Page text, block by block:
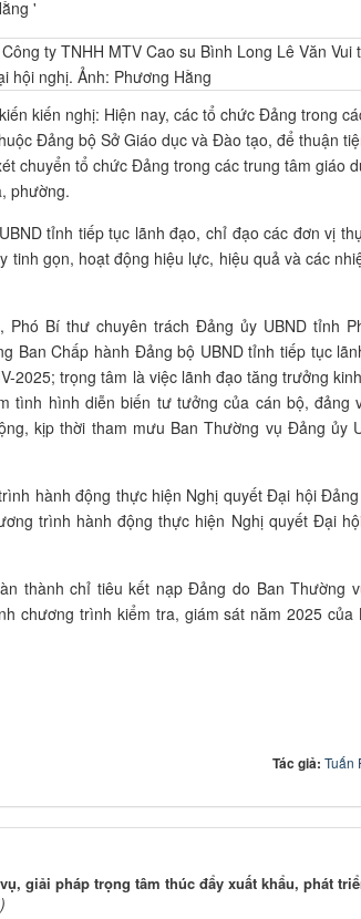
ty TNHH MTV Cao su Bình Long Lê Văn Vui
hội nghị. Ảnh: Phương Hằng
kiến nghị: Hiện nay, các tổ chức Đảng trong
Đảng bộ Sở Giáo dục và Đào tạo, để thuận
chuyển tổ chức Đảng trong các trung tâm giáo
phường.
tỉnh tiếp tục lãnh đạo, chỉ đạo các đơn vị
tinh gọn, hoạt động hiệu lực, hiệu quả và các
Phó Bí thư chuyên trách Đảng ủy UBND tỉnh
Ban Chấp hành Đảng bộ UBND tỉnh tiếp tục
2025; trọng tâm là việc lãnh đạo tăng trưởng
tình hình diễn biến tư tưởng của cán bộ, đảng
kịp thời tham mưu Ban Thường vụ Đảng ủy
hành động thực hiện Nghị quyết Đại hội
trình hành động thực hiện Nghị quyết Đại
thành chỉ tiêu kết nạp Đảng do Ban Thường
chương trình kiểm tra, giám sát năm 2025 của
Tác giả: Tuấn
giải pháp trọng tâm thúc đẩy xuất khẩu, phát